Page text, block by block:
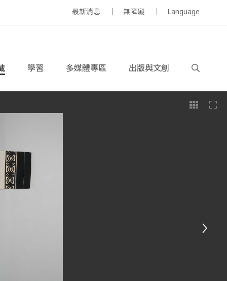
最新消息 無障礙 Language
學習 多媒體專區 出版與文創